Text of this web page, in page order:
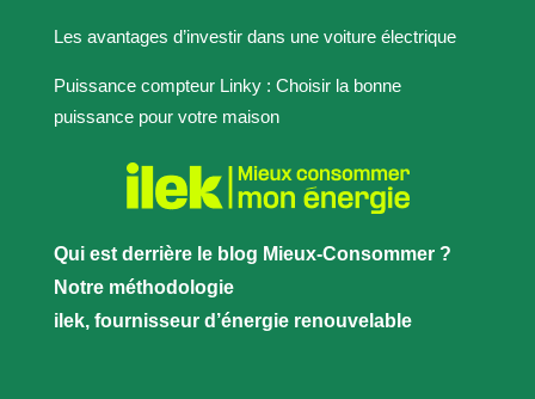
Les avantages d’investir dans une voiture électrique
Puissance compteur Linky : Choisir la bonne
puissance pour votre maison
Qui est derrière le blog Mieux-Consommer ?
Notre méthodologie
ilek, fournisseur d’énergie renouvelable